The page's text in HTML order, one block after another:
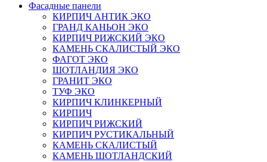
Фасадные панели
КИРПИЧ АНТИК ЭКО
ГРАНД КАНЬОН ЭКО
КИРПИЧ РИЖСКИЙ ЭКО
КАМЕНЬ СКАЛИСТЫЙ ЭКО
ФАГОТ ЭКО
ШОТЛАНДИЯ ЭКО
ГРАНИТ ЭКО
ТУФ ЭКО
КИРПИЧ КЛИНКЕРНЫЙ
КИРПИЧ
КИРПИЧ РИЖСКИЙ
КИРПИЧ РУСТИКАЛЬНЫЙ
КАМЕНЬ СКАЛИСТЫЙ
КАМЕНЬ ШОТЛАНДСКИЙ